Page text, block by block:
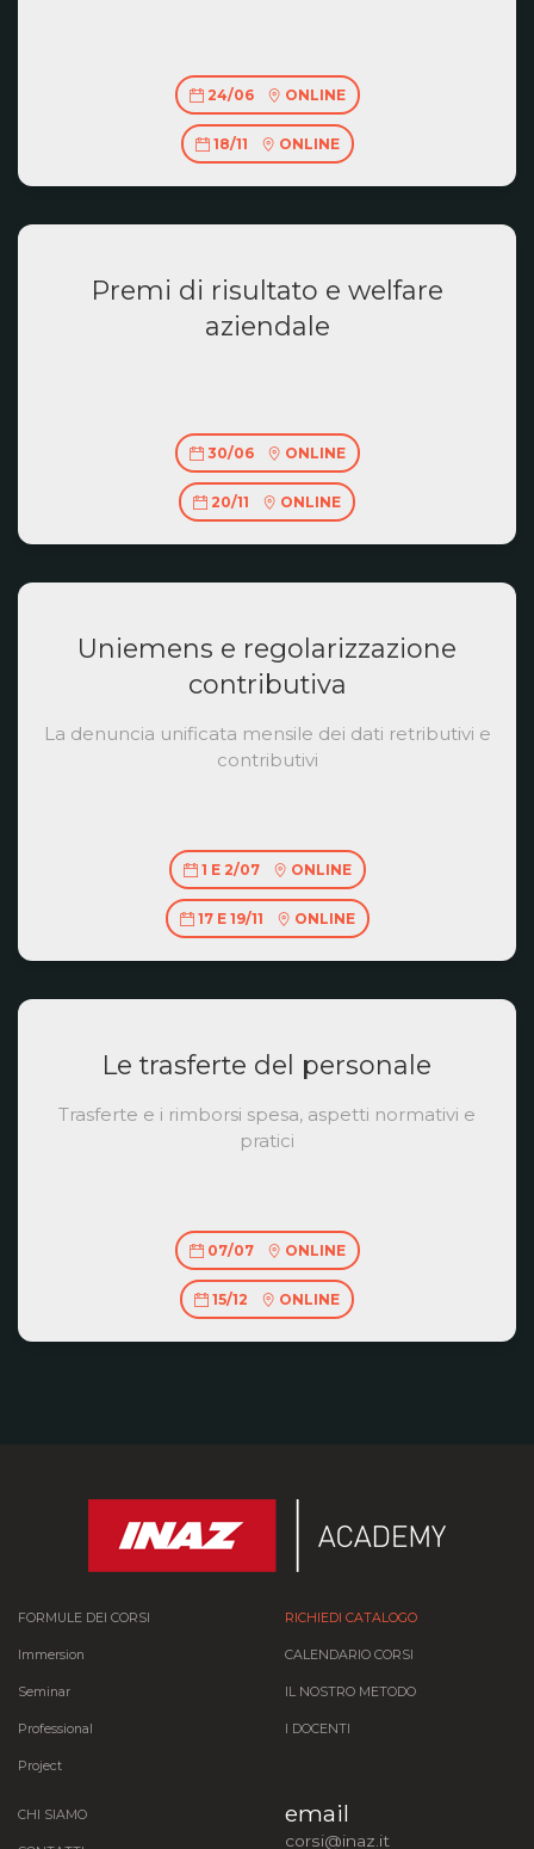
24/06 ONLINE
18/11 ONLINE
Premi di risultato e welfare
aziendale
30/06 ONLINE
20/11 ONLINE
Uniemens e regolarizzazione
contributiva
La denuncia unificata mensile dei dati retributivi e
contributivi
1 E 2/07 ONLINE
17 E 19/11 ONLINE
Le trasferte del personale
Trasferte e i rimborsi spesa, aspetti normativi e
pratici
07/07 ONLINE
15/12 ONLINE
FORMULE DEI CORSI
Immersion
Seminar
Professional
Project
RICHIEDI CATALOGO
CALENDARIO CORSI
IL NOSTRO METODO
I DOCENTI
CHI SIAMO email
corsi@inaz.it